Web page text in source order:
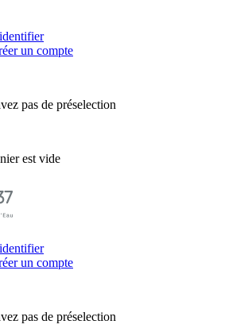
un compte
pas de préselection
est vide
un compte
pas de préselection